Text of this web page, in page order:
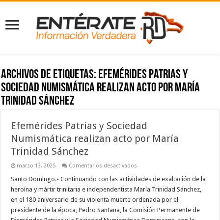
Archivos de etiquetas: Efemérides Patrias y
Sociedad Numismática realizan acto por María
Trinidad Sánchez
Efemérides Patrias y Sociedad
Numismática realizan acto por María
Trinidad Sánchez
marzo 13, 2025 Comentarios desactivados
Patrias
Sociedad
Numismática
realizan
acto
Santo Domingo.- Continuando con las actividades de exaltación de la
heroína y mártir trinitaria e independentista María Trinidad Sánchez,
en el 180 aniversario de su violenta muerte ordenada por el
presidente de la época, Pedro Santana, la Comisión Permanente de